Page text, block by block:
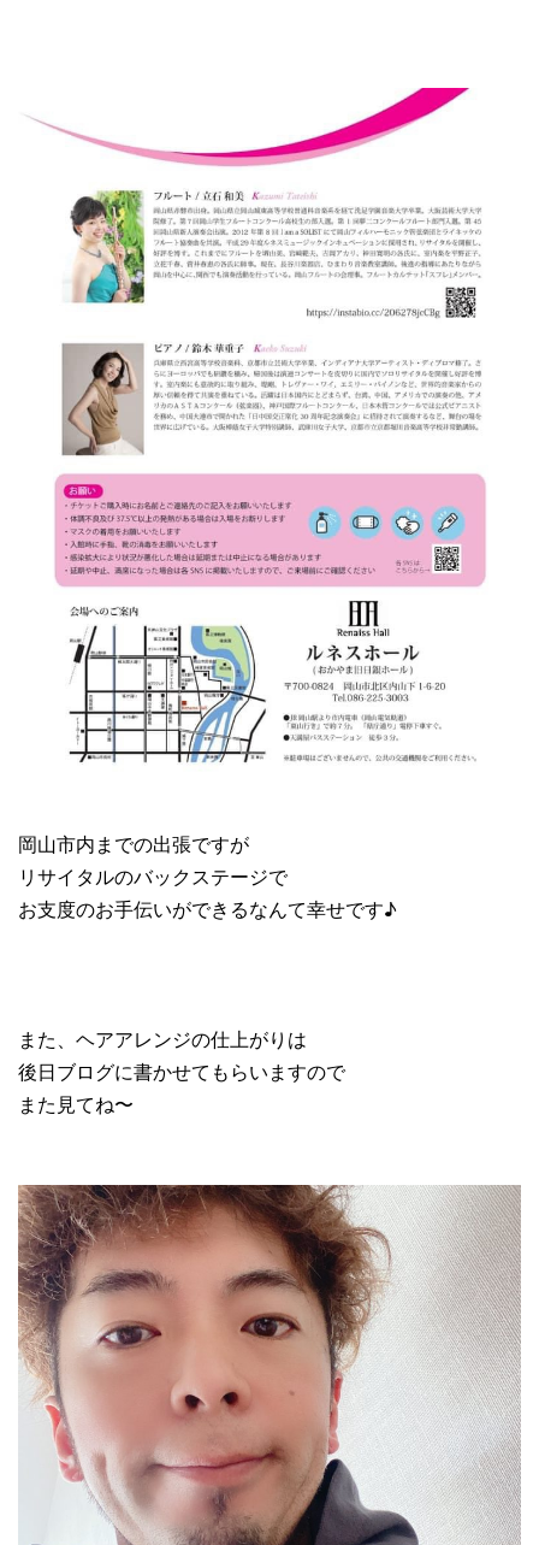
岡山市内までの出張ですが
リサイタルのバックステージで
お支度のお手伝いができるなんて幸せです♪
また、ヘアアレンジの仕上がりは
後日ブログに書かせてもらいますので
また見てね〜